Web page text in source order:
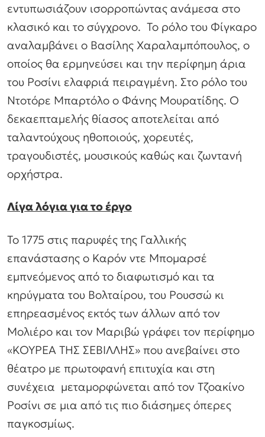
εντυπωσιάζουν ισορροπώντας ανάμεσα στο
κλασικό και το σύγχρονο. Το ρόλο του Φίγκαρο
αναλαμβάνει ο Βασίλης Χαραλαμπόπουλος, ο
οποίος θα ερμηνεύσει και την περίφημη άρια
του Ροσίνι ελαφριά πειραγμένη. Στο ρόλο του
Ντοτόρε Μπαρτόλο ο Φάνης Μουρατίδης. Ο
δεκαεπταμελής θίασος αποτελείται από
ταλαντούχους ηθοποιούς, χορευτές,
τραγουδιστές, μουσικούς καθώς και ζωντανή
ορχήστρα.
Λίγα λόγια για το έργο
Το 1775 στις παρυφές της Γαλλικής
επανάστασης ο Καρόν ντε Μπομαρσέ
εμπνεόμενος από το διαφωτισμό και τα
κηρύγματα του Βολταίρου, του Ρουσσώ κι
επηρεασμένος εκτός των άλλων από τον
Μολιέρο και τον Μαριβώ γράφει τον περίφημο
«ΚΟΥΡΕΑ ΤΗΣ ΣΕΒΙΛΛΗΣ» που ανεβαίνει στο
θέατρο με πρωτοφανή επιτυχία και στη
συνέχεια μεταμορφώνεται από τον Τζοακίνο
Ροσίνι σε μια από τις πιο διάσημες όπερες
παγκοσμίως.